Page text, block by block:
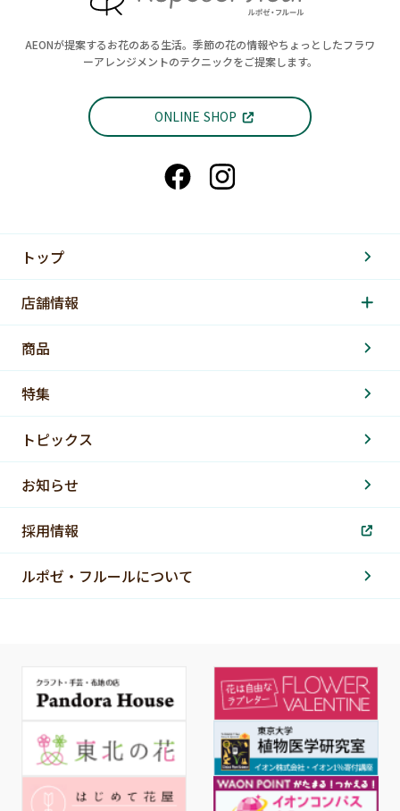
AEONが提案するお花のある生活。季節の花の情報やちょっとしたフラワ
ーアレンジメントのテクニックをご提案します。
ONLINE SHOP
トップ
店舗情報
商品
特集
トピックス
お知らせ
採用情報
ルポゼ・フルールについて